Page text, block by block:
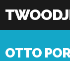
OTTO